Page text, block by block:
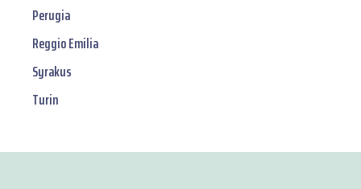
Perugia
Reggio Emilia
Syrakus
Turin